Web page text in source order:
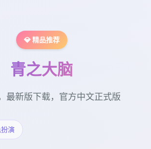
💎 精品推荐
青之大脑
最新版下载，官方中文正式版
演